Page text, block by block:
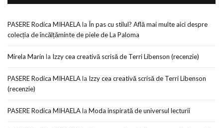
PASERE Rodica MIHAELAla În pas cu stilul? Află mai multe aici despre
colecția de încălțăminte de piele de La Paloma
Mirela Marin la Izzy cea creativă scrisă de Terri Libenson (recenzie)
PASERE Rodica MIHAELAla Izzy cea creativă scrisă de Terri Libenson
(recenzie)
PASERE Rodica MIHAELAla Moda inspirată de universul lecturii